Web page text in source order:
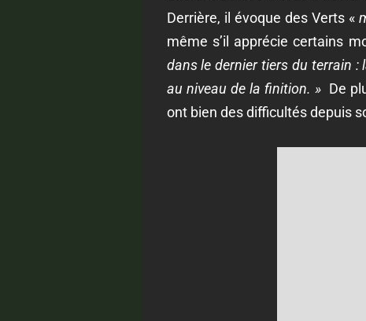
Derrière, il évoque des Verts «
même s’il apprécie certains
dans le dernier tiers du terrain
au niveau de la finition. » De
ont bien des difficultés depuis